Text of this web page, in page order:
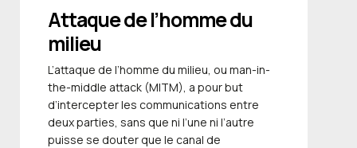
Attaque de l’homme du
milieu
L’attaque de l’homme du milieu, ou man-in-
the-middle attack (MITM), a pour but
d’intercepter les communications entre
deux parties, sans que ni l’une ni l’autre
puisse se douter que le canal de